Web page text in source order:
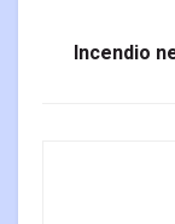
Incendio